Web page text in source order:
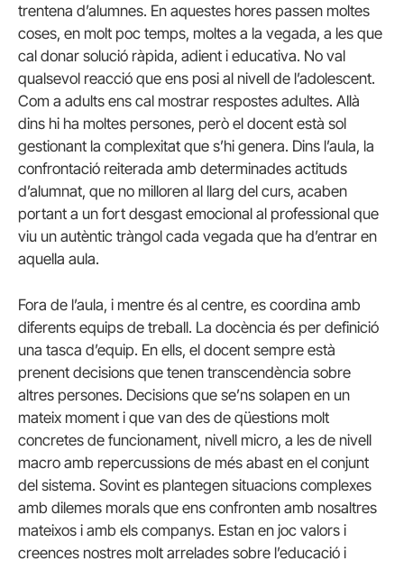
trentena d’alumnes. En aquestes hores passen moltes
coses, en molt poc temps, moltes a la vegada, a les que
cal donar solució ràpida, adient i educativa. No val
qualsevol reacció que ens posi al nivell de l’adolescent.
Com a adults ens cal mostrar respostes adultes. Allà
dins hi ha moltes persones, però el docent està sol
gestionant la complexitat que s’hi genera. Dins l’aula, la
confrontació reiterada amb determinades actituds
d’alumnat, que no milloren al llarg del curs, acaben
portant a un fort desgast emocional al professional que
viu un autèntic tràngol cada vegada que ha d’entrar en
aquella aula.
Fora de l’aula, i mentre és al centre, es coordina amb
diferents equips de treball. La docència és per definició
una tasca d’equip. En ells, el docent sempre està
prenent decisions que tenen transcendència sobre
altres persones. Decisions que se’ns solapen en un
mateix moment i que van des de qüestions molt
concretes de funcionament, nivell micro, a les de nivell
macro amb repercussions de més abast en el conjunt
del sistema. Sovint es plantegen situacions complexes
amb dilemes morals que ens confronten amb nosaltres
mateixos i amb els companys. Estan en joc valors i
creences nostres molt arrelades sobre l’educació i